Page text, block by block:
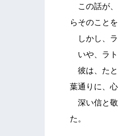
この話が、
らそのことを
しかし、ラ
いや、ラト
彼は、たと
葉通りに、
深い信と敬
た。